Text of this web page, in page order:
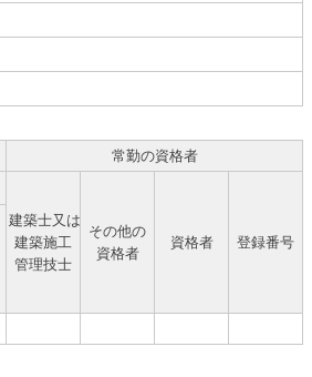
常勤の資格者
建築士又は
建築施工
管理技士
その他の
資格者
資格者 登録番号